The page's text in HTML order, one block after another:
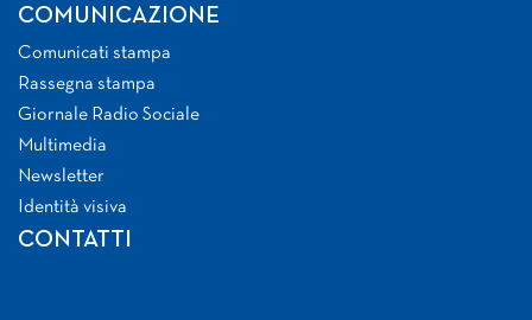
COMUNICAZIONE
Comunicati stampa
Rassegna stampa
Giornale Radio Sociale
Multimedia
Newsletter
Identità visiva
CONTATTI